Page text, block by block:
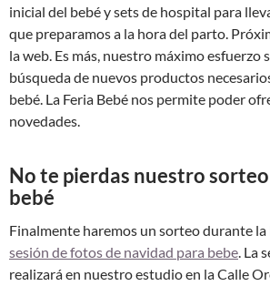
inicial del bebé y sets de hospital para
que preparamos a la hora del parto.
la web. Es más, nuestro máximo esfuerzo
búsqueda de nuevos productos
bebé. La Feria Bebé nos permite poder
novedades.
No te pierdas nuestro sorteo
bebé
Finalmente haremos un sorteo durante la
sesión de fotos de navidad para bebe. La
realizará en nuestro estudio en la Calle